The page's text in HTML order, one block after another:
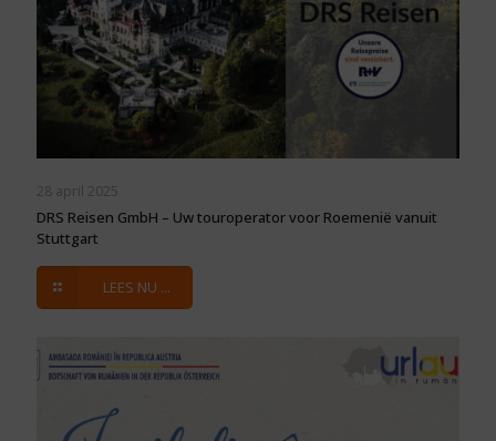
28 april 2025
DRS Reisen GmbH – Uw touroperator voor Roemenië vanuit
Stuttgart
LEES NU ...